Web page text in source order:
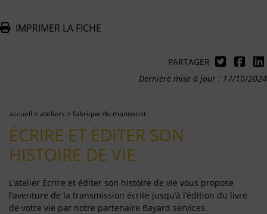
IMPRIMER LA FICHE
PARTAGER
Dernière mise à jour : 17/10/2024
accueil > ateliers > fabrique du manuscrit
ÉCRIRE ET ÉDITER SON
HISTOIRE DE VIE
L’atelier Écrire et éditer son histoire de vie vous propose
l’aventure de la transmission écrite jusqu’à l’édition du livre
de votre vie par notre partenaire Bayard services.